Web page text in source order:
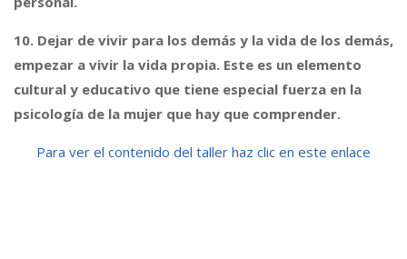
10. Dejar de vivir para los demás y la vida de los demás,
empezar a vivir la vida propia. Este es un elemento
cultural y educativo que tiene especial fuerza en la
psicología de la mujer que hay que comprender.
Para ver el contenido del taller haz clic en este enlace